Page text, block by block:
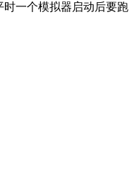
时一个模拟器启动后要跑